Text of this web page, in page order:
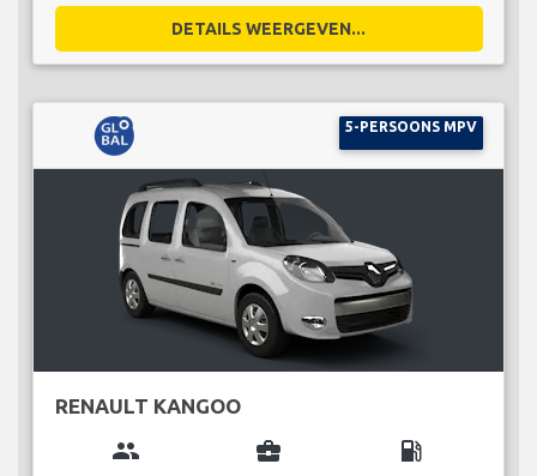
DETAILS WEERGEVEN...
5-PERSOONS MPV
RENAULT KANGOO
group business_center local_gas_station